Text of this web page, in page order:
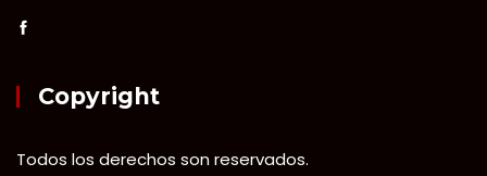
Copyright
Todos los derechos son reservados.